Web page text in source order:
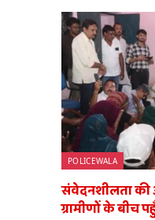
POLICEWALA
संवेदनशीलता की
ग्रामीणों के बीच